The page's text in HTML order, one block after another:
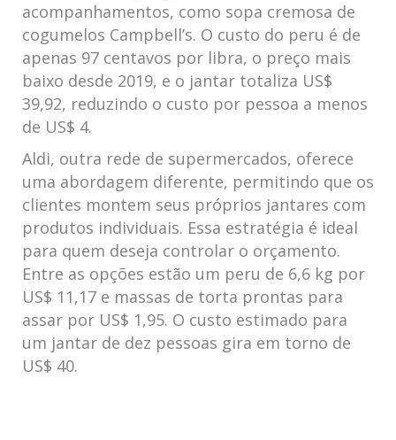
acompanhamentos, como sopa cremosa de
cogumelos Campbell’s. O custo do peru é de
apenas 97 centavos por libra, o preço mais
baixo desde 2019, e o jantar totaliza US$
39,92, reduzindo o custo por pessoa a menos
de US$ 4.
Aldi, outra rede de supermercados, oferece
uma abordagem diferente, permitindo que os
clientes montem seus próprios jantares com
produtos individuais. Essa estratégia é ideal
para quem deseja controlar o orçamento.
Entre as opções estão um peru de 6,6 kg por
US$ 11,17 e massas de torta prontas para
assar por US$ 1,95. O custo estimado para
um jantar de dez pessoas gira em torno de
US$ 40.